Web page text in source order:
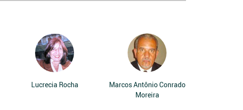
Lucrecia Rocha
Marcos Antônio Conrado
Moreira